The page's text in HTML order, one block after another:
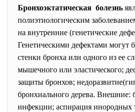
Бронхоэктатическая болезнь
полиэтиологическим
на внутренние (генетические
Генетическими дефектами могут
стенки бронха или одного из ее
мышечного или эластического;
защиты бронхов;
бронхиального дерева. Внешние:
инфекции; аспирация инородных